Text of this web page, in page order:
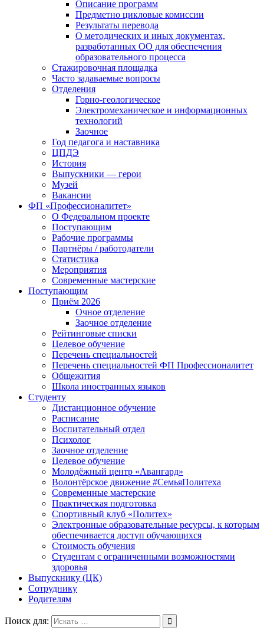
Описание программ
Предметно цикловые комиссии
Результаты перевода
О методических и иных документах,
разработанных ОО для обеспечения
образовательного процесса
Стажировочная площадка
Часто задаваемые вопросы
Отделения
Горно-геологическое
Электромеханическое и информационных
технологий
Заочное
Год педагога и наставника
ЦПДЭ
История
Выпускники — герои
Музей
Вакансии
ФП «Профессионалитет»
О Федеральном проекте
Поступающим
Рабочие программы
Партнёры / работодатели
Статистика
Мероприятия
Современные мастерские
Поступающим
Приём 2026
Очное отделение
Заочное отделение
Рейтинговые списки
Целевое обучение
Перечень специальностей
Перечень специальностей ФП Профессионалитет
Общежития
Школа иностранных языков
Студенту
Дистанционное обучение
Расписание
Воспитательный отдел
Психолог
Заочное отделение
Целевое обучение
Молодёжный центр «Авангард»
Волонтёрское движение #СемьяПолитеха
Современные мастерские
Практическая подготовка
Спортивный клуб «Политех»
Электронные образовательные ресурсы, к которым
обеспечивается доступ обучающихся
Стоимость обучения
Студентам с ограниченными возможностями
здоровья
Выпускнику (ЦК)
Сотруднику
Родителям
Поиск для: